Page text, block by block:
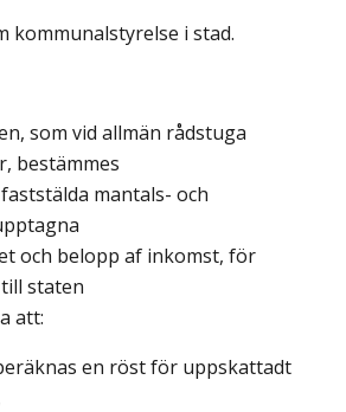
kommunalstyrelse i stad.
som vid allmän rådstuga
bestämmes
mantals- och
och belopp af inkomst, för
staten
att:
en röst för uppskattadt